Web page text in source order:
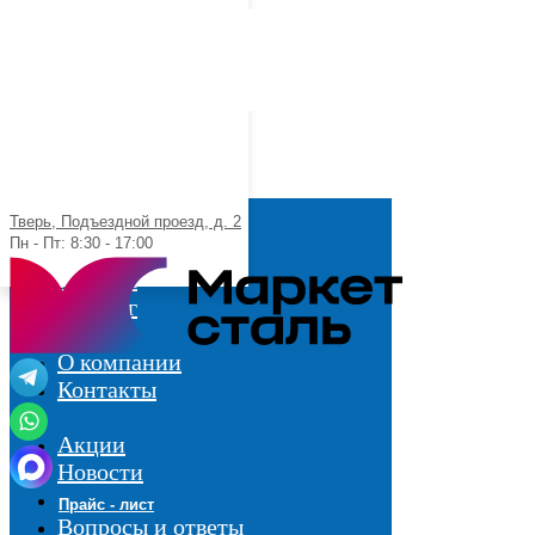
Тверь, Подъездной проезд, д. 2
Пн - Пт: 8:30 - 17:00
Прайс - лист
Вернуться назад
Главная
Каталог
Услуги
О компании
Контакты
Акции
Новости
Вопросы и ответы